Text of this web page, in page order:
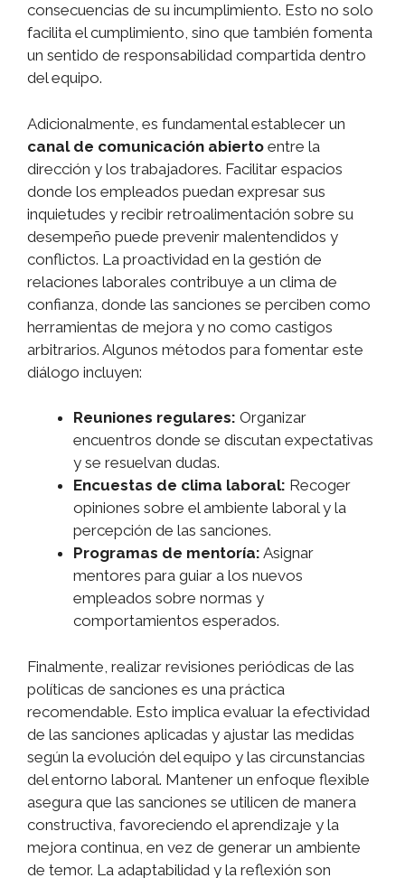
consecuencias de su incumplimiento. Esto no solo
facilita el cumplimiento, sino que también fomenta
un sentido de responsabilidad compartida dentro
del equipo.
Adicionalmente, es fundamental establecer un
canal de comunicación abierto entre la
dirección y los trabajadores. Facilitar espacios
donde los empleados puedan expresar sus
inquietudes y recibir retroalimentación sobre su
desempeño puede prevenir malentendidos y
conflictos. La proactividad en la gestión de
relaciones laborales contribuye a un clima de
confianza, donde las sanciones se perciben como
herramientas de mejora y no como castigos
arbitrarios. Algunos métodos para fomentar este
diálogo incluyen:
Reuniones regulares: Organizar
encuentros donde se discutan expectativas
y se resuelvan dudas.
Encuestas de clima laboral: Recoger
opiniones sobre el ambiente laboral y la
percepción de las sanciones.
Programas de mentoría: Asignar
mentores para guiar a los nuevos
empleados sobre normas y
comportamientos esperados.
Finalmente, realizar revisiones periódicas de las
políticas de sanciones es una práctica
recomendable. Esto implica evaluar la efectividad
de las sanciones aplicadas y ajustar las medidas
según la evolución del equipo y las circunstancias
del entorno laboral. Mantener un enfoque flexible
asegura que las sanciones se utilicen de manera
constructiva, favoreciendo el aprendizaje y la
mejora continua, en vez de generar un ambiente
de temor. La adaptabilidad y la reflexión son